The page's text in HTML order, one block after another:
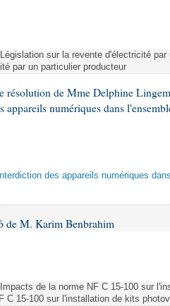
sur la revente d'électricité
par un particulier producteur
résolution de Mme Delphine
appareils numériques dans
des appareils numériques
de M. Karim Benbrahim
de la norme NF C 15-100 sur
C 15-100 sur l'installation de kits